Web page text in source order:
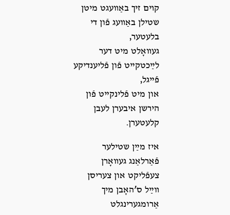
קױם זיך באַװעגט מיטן
שטילן באַװעג פֿון די
בלעטער,
געװאָלט מיט דער
לײַכטקײט פֿון פֿליענדיקע
פֿײגל,
און מיט פֿלינקײט פֿון
הירשן איבערן לעבן
קלעטערן.
איז מײַן שטילער
פֿאַרלאַנג געװאָרן
צעפֿליקט און צעריסן
װײַל ס’האָבן מיך
אַרומגערינגלט